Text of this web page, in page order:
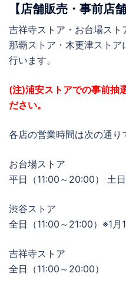
【店舗販売・事前
吉祥寺ストア・お台場スト
那覇ストア・木更津スト
行います。
(注)浦安ストアでの事前抽
ださい。
各店の営業時間は次の通り
お台場ストア
平日（11:00～20:00） 土
渋谷ストア
全日（11:00～21:00）※1月
吉祥寺ストア
全日（11:00～20:00）